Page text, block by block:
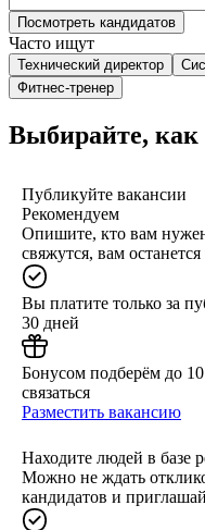
Посмотреть кандидатов
Часто ищут
Технический директор
Фитнес-тренер
Выбирайте, как
Публикуйте вакансии
Рекомендуем
Опишите, кто вам
свяжутся, вам
Вы платите только за
30 дней
Бонусом подберём до
связаться
Разместить вакансию
Находите людей в базе
Можно не ждать
кандидатов и